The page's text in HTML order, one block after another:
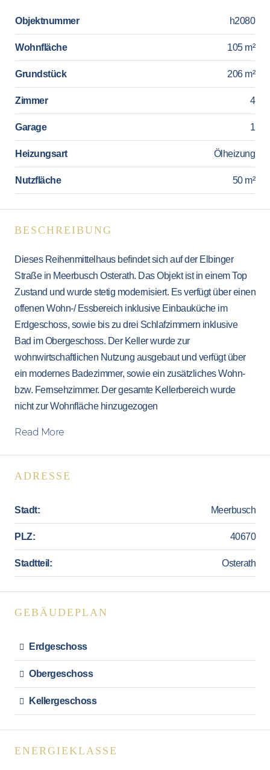
Objektnummer h2080
Wohnfläche 105 m²
Grundstück 206 m²
Zimmer 4
Garage 1
Heizungsart Ölheizung
Nutzfläche 50 m²
BESCHREIBUNG
Dieses Reihenmittelhaus befindet sich auf der Elbinger
Straße in Meerbusch Osterath. Das Objekt ist in einem Top
Zustand und wurde stetig modernisiert. Es verfügt über einen
offenen Wohn-/ Essbereich inklusive Einbauküche im
Erdgeschoss, sowie bis zu drei Schlafzimmern inklusive
Bad im Obergeschoss. Der Keller wurde zur
wohnwirtschaftlichen Nutzung ausgebaut und verfügt über
ein modernes Badezimmer, sowie ein zusätzliches Wohn-
bzw. Fernsehzimmer. Der gesamte Kellerbereich wurde
nicht zur Wohnfläche hinzugezogen
Read More
ADRESSE
Stadt: Meerbusch
PLZ: 40670
Stadtteil: Osterath
GEBÄUDEPLAN
Erdgeschoss
Obergeschoss
Kellergeschoss
ENERGIEKLASSE